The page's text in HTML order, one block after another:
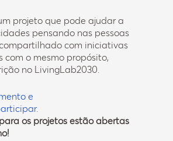
projeto que pode ajudar a
pensando nas pessoas
com iniciativas
com o mesmo propósito,
no LivingLab2030.
e
os projetos estão abertas